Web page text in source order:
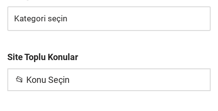
Site Toplu Konular
📂 Konu Seçin